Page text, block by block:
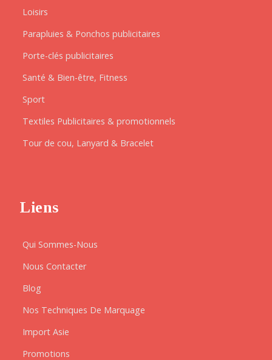
Loisirs
Parapluies & Ponchos publicitaires
Porte-clés publicitaires
Santé & Bien-être, Fitness
Sport
Textiles Publicitaires & promotionnels
Tour de cou, Lanyard & Bracelet
Liens
Qui Sommes-Nous
Nous Contacter
Blog
Nos Techniques De Marquage
Import Asie
Promotions